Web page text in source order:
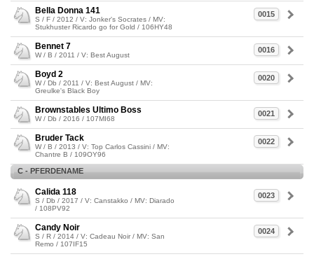
0015
Bella Donna 141
S / F / 2012 / V: Jonker's Socrates / MV:
Stukhuster Ricardo go for Gold / 106HY48
0016
Bennet 7
W / B / 2011 / V: Best August
0020
Boyd 2
W / Db / 2011 / V: Best August / MV:
Greulke's Black Boy
0021
Brownstables Ultimo Boss
W / Db / 2016 / 107MI68
0022
Bruder Tack
W / B / 2013 / V: Top Carlos Cassini / MV:
Chantre B / 109OY96
C - PFERDENAME
0023
Calida 118
S / Db / 2017 / V: Canstakko / MV: Diarado
/ 108PV92
0024
Candy Noir
S / R / 2014 / V: Cadeau Noir / MV: San
Remo / 107IF15